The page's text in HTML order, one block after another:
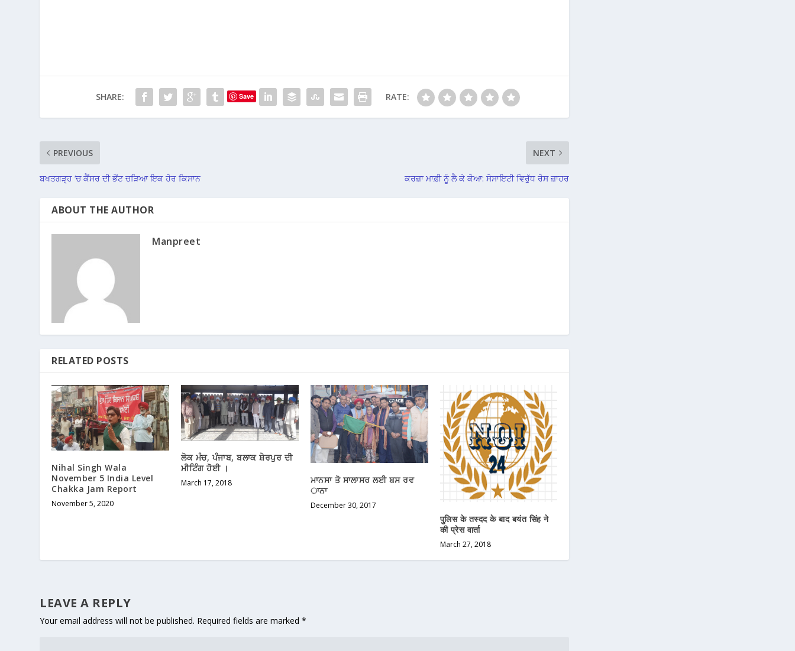
SHARE: Save RATE:
PREVIOUS
ਬਖਤਗੜ੍ਹ ‘ਚ ਕੈਂਸਰ ਦੀ ਭੇਂਟ ਚੜਿਆ ਇਕ ਹੋਰ ਕਿਸਾਨ
NEXT
ਕਰਜ਼ਾ ਮਾਫ਼ੀ ਨੂੰ ਲੈ ਕੇ ਕੋਆ: ਸੋਸਾਇਟੀ ਵਿਰੁੱਧ ਰੋਸ ਜ਼ਾਹਰ
ABOUT THE AUTHOR
Manpreet
RELATED POSTS
Nihal Singh Wala
November 5 India Level
Chakka Jam Report
November 5, 2020
ਲੋਕ ਮੰਚ, ਪੰਜਾਬ, ਬਲਾਕ ਸ਼ੇਰਪੁਰ ਦੀ
ਮੀਟਿੰਗ ਹੋਈ ।
March 17, 2018
ਮਾਨਸਾ ਤੋ ਸਾਲਾਸਰ ਲਈ ਬਸ ਰਵ
ਾਨਾ
December 30, 2017
पुलिस के तस्दद के बाद बयंत सिंह ने
की प्रेस वार्ता
March 27, 2018
LEAVE A REPLY
Your email address will not be published. Required fields are marked*